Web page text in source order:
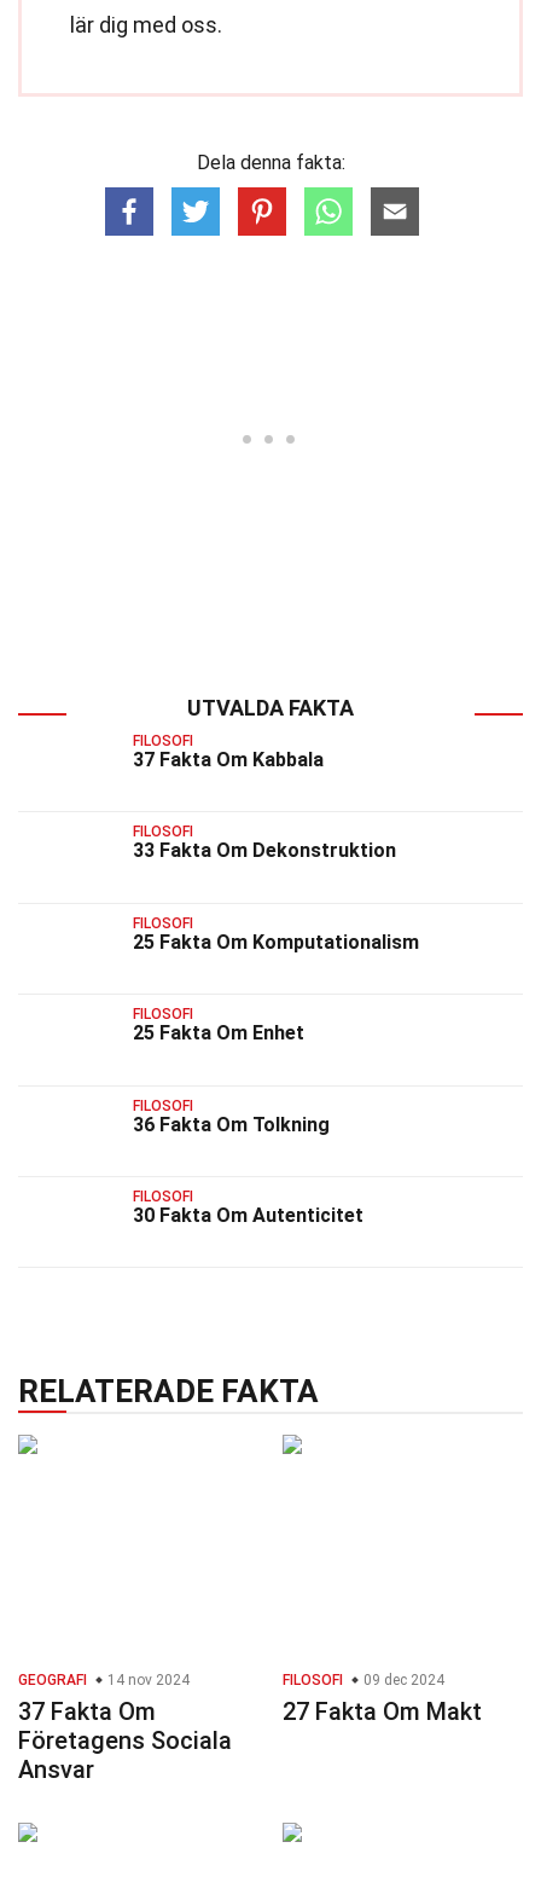
lär dig med oss.
Dela denna fakta:
UTVALDA FAKTA
FILOSOFI
37 Fakta Om Kabbala
FILOSOFI
33 Fakta Om Dekonstruktion
FILOSOFI
25 Fakta Om Komputationalism
FILOSOFI
25 Fakta Om Enhet
FILOSOFI
36 Fakta Om Tolkning
FILOSOFI
30 Fakta Om Autenticitet
RELATERADE FAKTA
GEOGRAFI 14 nov 2024
37 Fakta Om
Företagens Sociala
Ansvar
FILOSOFI 09 dec 2024
27 Fakta Om Makt